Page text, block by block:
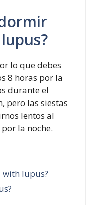
lo que debes
8 horas por la
durante el
pero las siestas
lentos al
la noche.
lupus?